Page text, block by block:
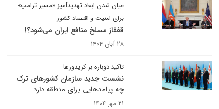
عیان شدن ابعاد تهدیدآمیز «مسیر ترامپ»
برای امنیت و اقتصاد کشور
قفقاز مسلخ منافع ایران می‌شود؟!
۲۸ آبان ۱۴۰۴
تاکید دوباره بر کریدورها
نشست جدید سازمان کشورهای ترک
چه پیامدهایی برای منطقه دارد
۲۱ مهر ۱۴۰۴